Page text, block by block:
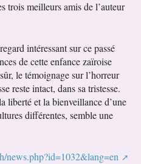
trois meilleurs amis de l’auteur
intéressant sur ce passé
de cette enfance zaïroise
le témoignage sur l’horreur
reste intact, dans sa tristesse.
liberté et la bienveillance d’une
différentes, semble une
news.php?id=1032&lang=en